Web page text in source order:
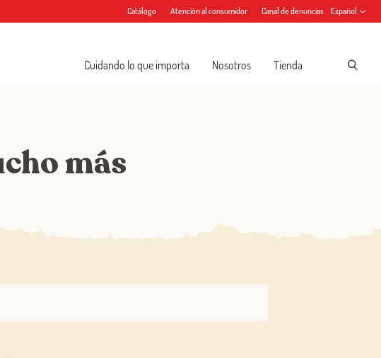
Catálogo Atención al consumidor Canal de denuncias Español
Cuidando lo que importa Nosotros Tienda
más